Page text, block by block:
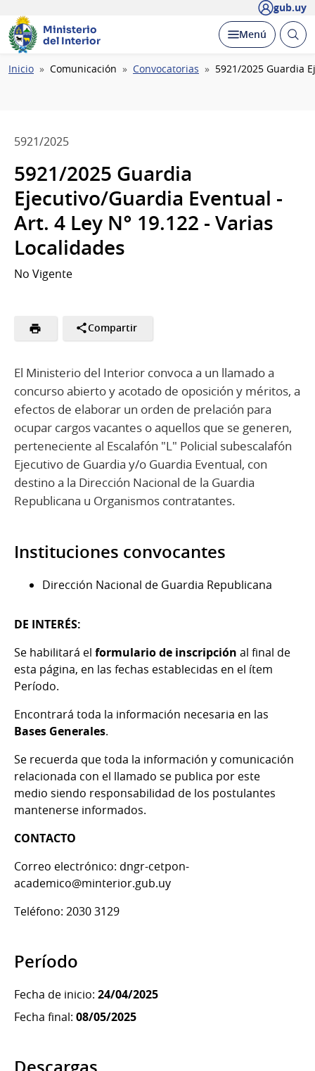
gub.uy
Ministerio
del Interior
Desplegar
Menú Abrir
Ruta
Inicio Comunicación Convocatorias 5921/2025 Guardia
5921/2025
5921/2025 Guardia
Ejecutivo/Guardia Eventual -
Art. 4 Ley N° 19.122 - Varias
Localidades
No Vigente
Compartir
El Ministerio del Interior convoca a un llamado a
concurso abierto y acotado de oposición y méritos, a
efectos de elaborar un orden de prelación para
ocupar cargos vacantes o aquellos que se generen,
perteneciente al Escalafón "L" Policial subescalafón
Ejecutivo de Guardia y/o Guardia Eventual, con
destino a la Dirección Nacional de la Guardia
Republicana u Organismos contratantes.
Instituciones convocantes
Dirección Nacional de Guardia Republicana
DE INTERÉS:
Se habilitará el formulario de inscripción al final de
esta página, en las fechas establecidas en el ítem
Período.
Encontrará toda la información necesaria en las
Bases Generales.
Se recuerda que toda la información y comunicación
relacionada con el llamado se publica por este
medio siendo responsabilidad de los postulantes
mantenerse informados.
CONTACTO
Correo electrónico: dngr-cetpon-
academico@minterior.gub.uy
Teléfono: 2030 3129
Período
Fecha de inicio: 24/04/2025
Fecha final: 08/05/2025
Descargas